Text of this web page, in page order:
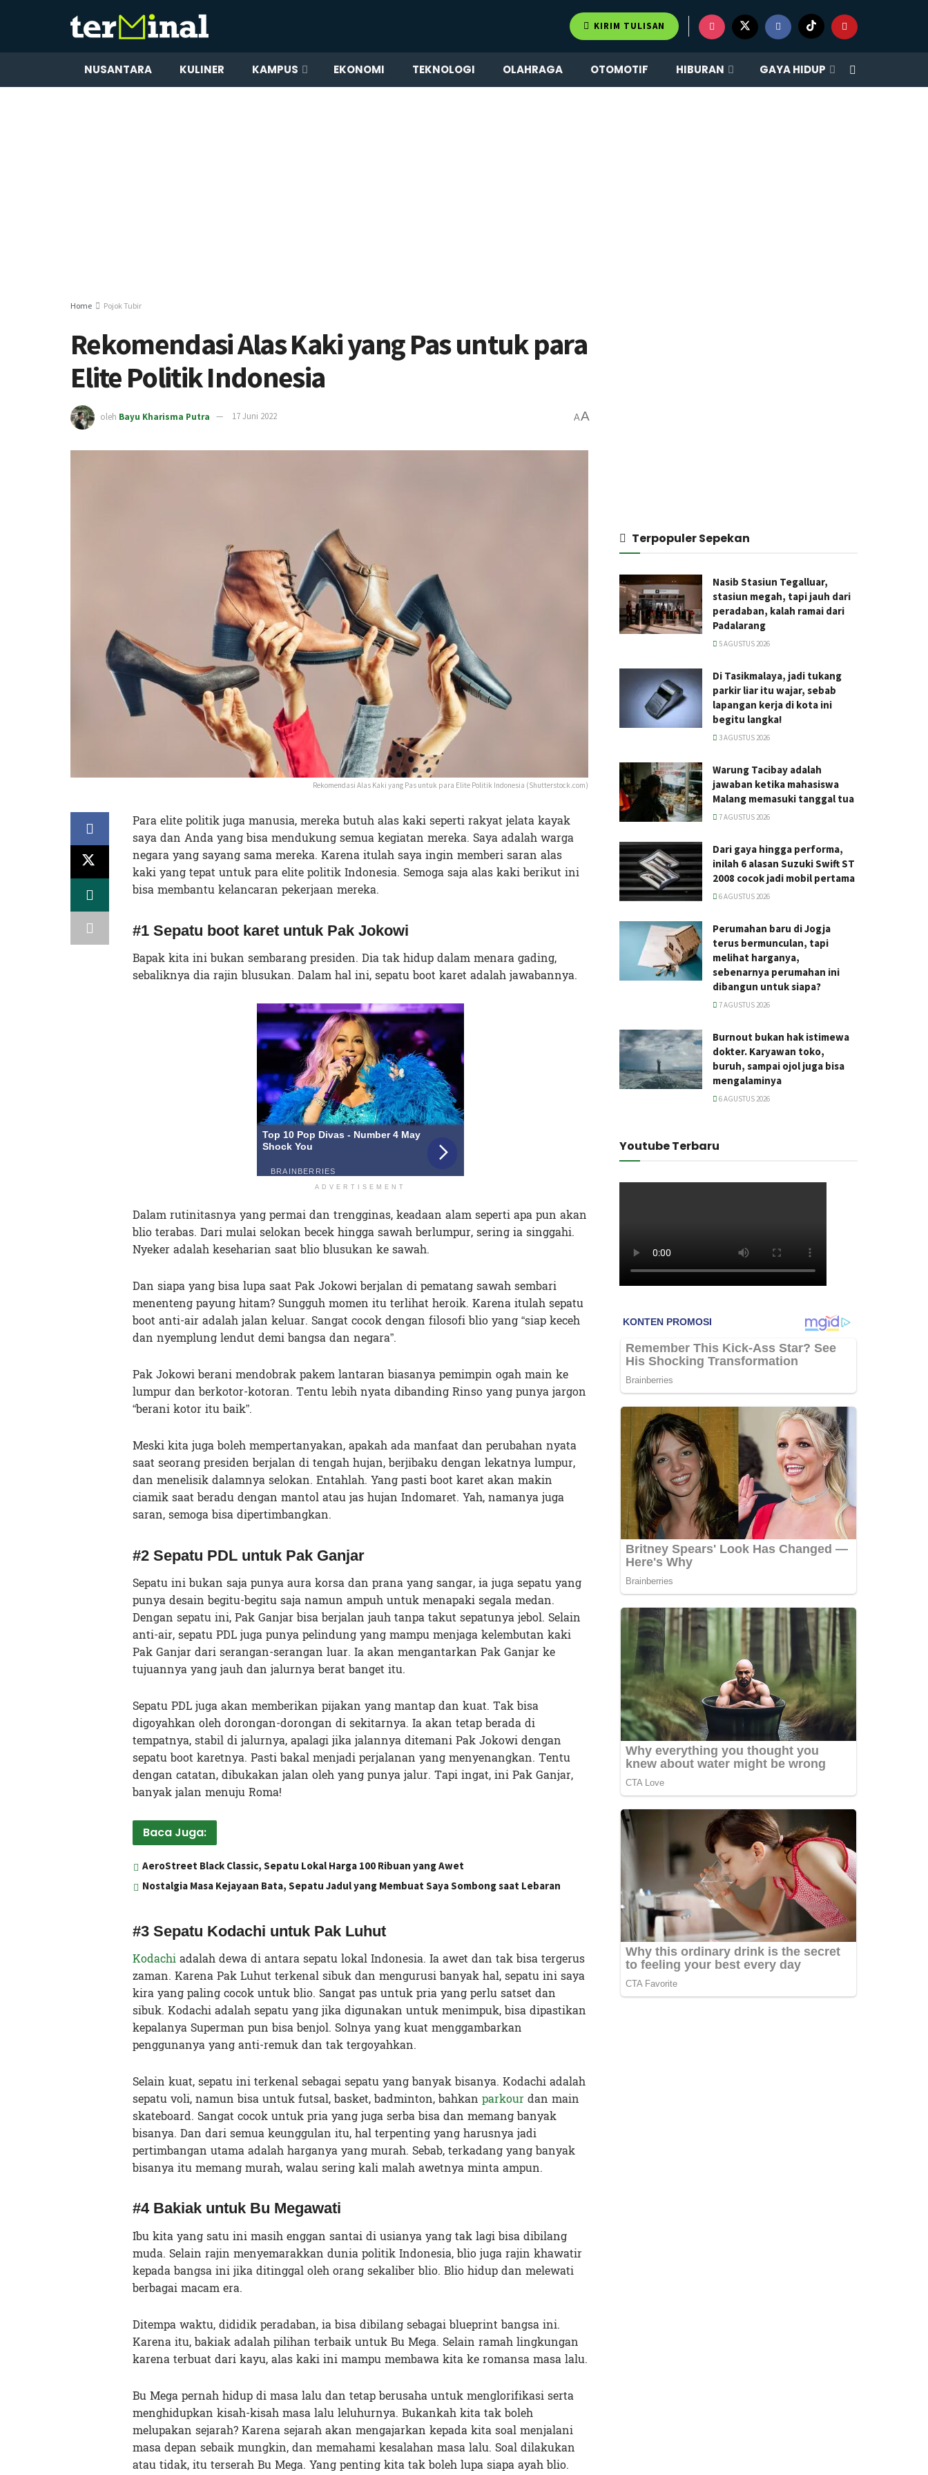
KIRIM TULISAN
NUSANTARA KULINER KAMPUS EKONOMI TEKNOLOGI OLAHRAGA OTOMOTIF HIBURAN GAYA HIDUP
Home Pojok Tubir
Rekomendasi Alas Kaki yang Pas untuk para
Elite Politik Indonesia
oleh Bayu Kharisma Putra 17 Juni 2022 AA
Rekomendasi Alas Kaki yang Pas untuk para Elite Politik Indonesia (Shutterstock.com)
Para elite politik juga manusia, mereka butuh alas kaki seperti rakyat jelata kayak
saya dan Anda yang bisa mendukung semua kegiatan mereka. Saya adalah warga
negara yang sayang sama mereka. Karena itulah saya ingin memberi saran alas
kaki yang tepat untuk para elite politik Indonesia. Semoga saja alas kaki berikut ini
bisa membantu kelancaran pekerjaan mereka.
#1 Sepatu boot karet untuk Pak Jokowi
Bapak kita ini bukan sembarang presiden. Dia tak hidup dalam menara gading,
sebaliknya dia rajin blusukan. Dalam hal ini, sepatu boot karet adalah jawabannya.
ADVERTISEMENT
Dalam rutinitasnya yang permai dan trengginas, keadaan alam seperti apa pun akan
blio terabas. Dari mulai selokan becek hingga sawah berlumpur, sering ia singgahi.
Nyeker adalah keseharian saat blio blusukan ke sawah.
Dan siapa yang bisa lupa saat Pak Jokowi berjalan di pematang sawah sembari
menenteng payung hitam? Sungguh momen itu terlihat heroik. Karena itulah sepatu
boot anti-air adalah jalan keluar. Sangat cocok dengan filosofi blio yang “siap keceh
dan nyemplung lendut demi bangsa dan negara”.
Pak Jokowi berani mendobrak pakem lantaran biasanya pemimpin ogah main ke
lumpur dan berkotor-kotoran. Tentu lebih nyata dibanding Rinso yang punya jargon
“berani kotor itu baik”.
Meski kita juga boleh mempertanyakan, apakah ada manfaat dan perubahan nyata
saat seorang presiden berjalan di tengah hujan, berjibaku dengan lekatnya lumpur,
dan menelisik dalamnya selokan. Entahlah. Yang pasti boot karet akan makin
ciamik saat beradu dengan mantol atau jas hujan Indomaret. Yah, namanya juga
saran, semoga bisa dipertimbangkan.
#2 Sepatu PDL untuk Pak Ganjar
Sepatu ini bukan saja punya aura korsa dan prana yang sangar, ia juga sepatu yang
punya desain begitu-begitu saja namun ampuh untuk menapaki segala medan.
Dengan sepatu ini, Pak Ganjar bisa berjalan jauh tanpa takut sepatunya jebol. Selain
anti-air, sepatu PDL juga punya pelindung yang mampu menjaga kelembutan kaki
Pak Ganjar dari serangan-serangan luar. Ia akan mengantarkan Pak Ganjar ke
tujuannya yang jauh dan jalurnya berat banget itu.
Sepatu PDL juga akan memberikan pijakan yang mantap dan kuat. Tak bisa
digoyahkan oleh dorongan-dorongan di sekitarnya. Ia akan tetap berada di
tempatnya, stabil di jalurnya, apalagi jika jalannya ditemani Pak Jokowi dengan
sepatu boot karetnya. Pasti bakal menjadi perjalanan yang menyenangkan. Tentu
dengan catatan, dibukakan jalan oleh yang punya jalur. Tapi ingat, ini Pak Ganjar,
banyak jalan menuju Roma!
Baca Juga:
AeroStreet Black Classic, Sepatu Lokal Harga 100 Ribuan yang Awet
Nostalgia Masa Kejayaan Bata, Sepatu Jadul yang Membuat Saya Sombong saat Lebaran
#3 Sepatu Kodachi untuk Pak Luhut
Kodachiadalah dewa di antara sepatu lokal Indonesia. Ia awet dan tak bisa tergerus
zaman. Karena Pak Luhut terkenal sibuk dan mengurusi banyak hal, sepatu ini saya
kira yang paling cocok untuk blio. Sangat pas untuk pria yang perlu satset dan
sibuk. Kodachi adalah sepatu yang jika digunakan untuk menimpuk, bisa dipastikan
kepalanya Superman pun bisa benjol. Solnya yang kuat menggambarkan
penggunanya yang anti-remuk dan tak tergoyahkan.
Selain kuat, sepatu ini terkenal sebagai sepatu yang banyak bisanya. Kodachi adalah
sepatu voli, namun bisa untuk futsal, basket, badminton, bahkan parkourdan main
skateboard. Sangat cocok untuk pria yang juga serba bisa dan memang banyak
bisanya. Dan dari semua keunggulan itu, hal terpenting yang harusnya jadi
pertimbangan utama adalah harganya yang murah. Sebab, terkadang yang banyak
bisanya itu memang murah, walau sering kali malah awetnya minta ampun.
#4 Bakiak untuk Bu Megawati
Ibu kita yang satu ini masih enggan santai di usianya yang tak lagi bisa dibilang
muda. Selain rajin menyemarakkan dunia politik Indonesia, blio juga rajin khawatir
kepada bangsa ini jika ditinggal oleh orang sekaliber blio. Blio hidup dan melewati
berbagai macam era.
Ditempa waktu, dididik peradaban, ia bisa dibilang sebagai blueprint bangsa ini.
Karena itu, bakiak adalah pilihan terbaik untuk Bu Mega. Selain ramah lingkungan
karena terbuat dari kayu, alas kaki ini mampu membawa kita ke romansa masa lalu.
Bu Mega pernah hidup di masa lalu dan tetap berusaha untuk menglorifikasi serta
menghidupkan kisah-kisah masa lalu leluhurnya. Bukankah kita tak boleh
melupakan sejarah? Karena sejarah akan mengajarkan kepada kita soal menjalani
masa depan sebaik mungkin, dan memahami kesalahan masa lalu. Soal dilakukan
atau tidak, itu terserah Bu Mega. Yang penting kita tak boleh lupa siapa ayah blio.
Terpopuler Sepekan
Nasib Stasiun Tegalluar,
stasiun megah, tapi jauh dari
peradaban, kalah ramai dari
Padalarang
5 AGUSTUS 2026
Di Tasikmalaya, jadi tukang
parkir liar itu wajar, sebab
lapangan kerja di kota ini
begitu langka!
3 AGUSTUS 2026
Warung Tacibay adalah
jawaban ketika mahasiswa
Malang memasuki tanggal tua
7 AGUSTUS 2026
Dari gaya hingga performa,
inilah 6 alasan Suzuki Swift ST
2008 cocok jadi mobil pertama
6 AGUSTUS 2026
Perumahan baru di Jogja
terus bermunculan, tapi
melihat harganya,
sebenarnya perumahan ini
dibangun untuk siapa?
7 AGUSTUS 2026
Burnout bukan hak istimewa
dokter. Karyawan toko,
buruh, sampai ojol juga bisa
mengalaminya
6 AGUSTUS 2026
Youtube Terbaru